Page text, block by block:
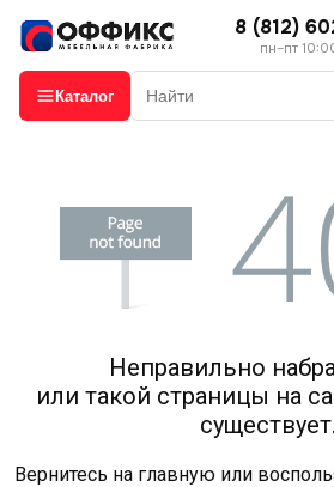
8 (812)
пн–пт
Каталог
Неправильно
или такой страницы на
существует.
Вернитесь на главную или